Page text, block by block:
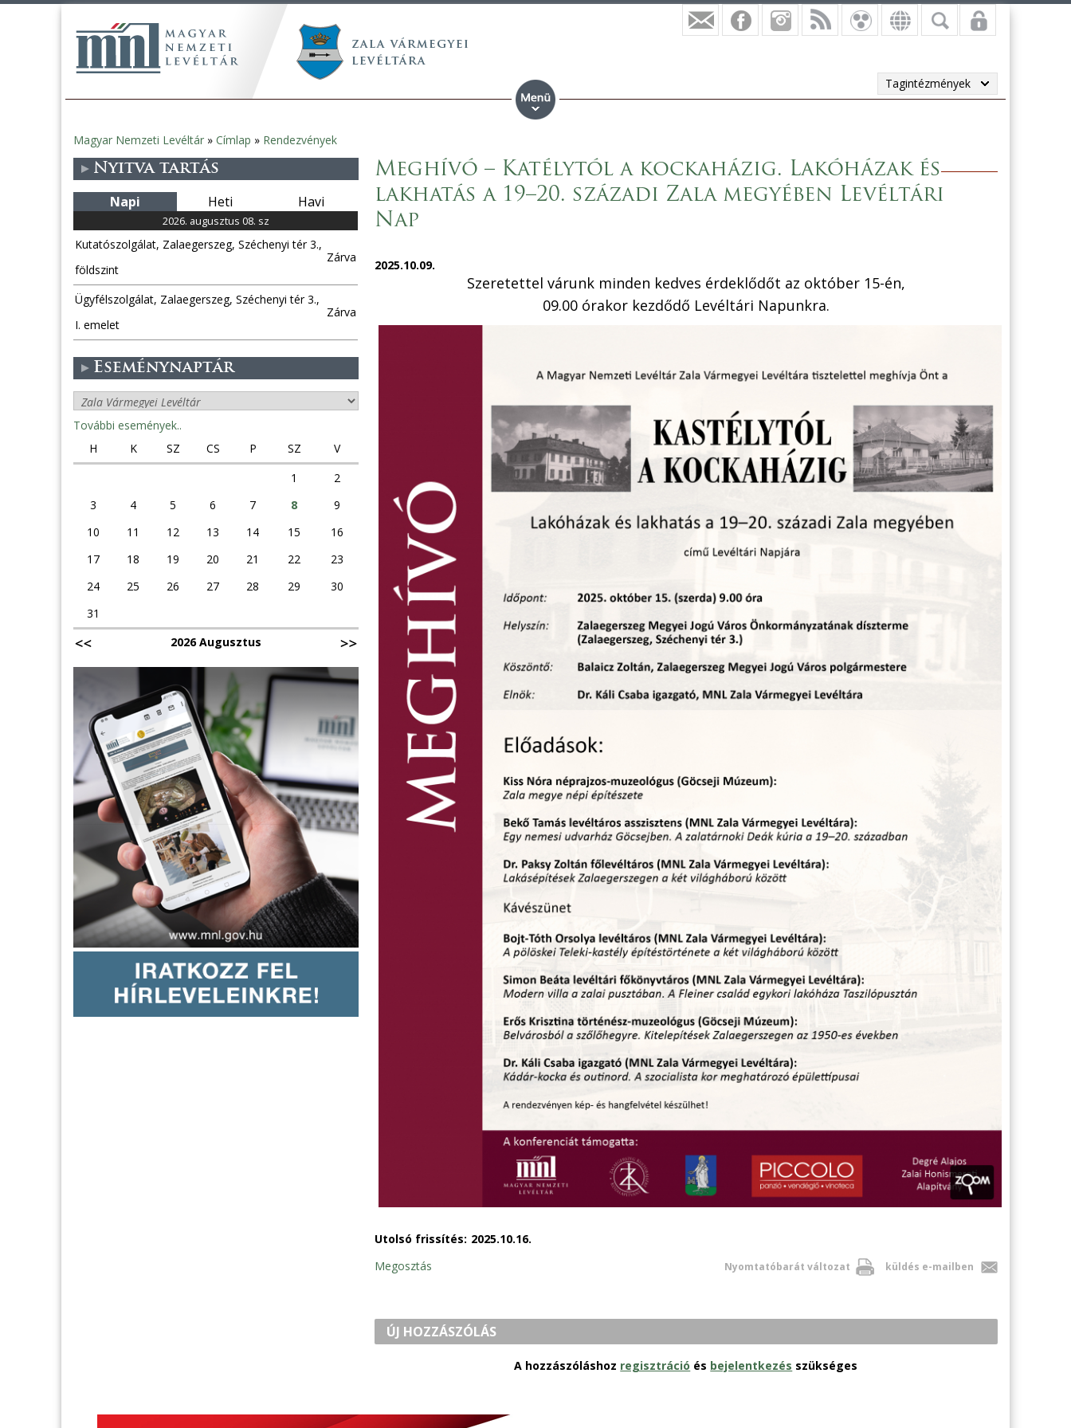
Tagintézmények
Jelenlegi
hely
Magyar Nemzeti Levéltár » Címlap » Rendezvények
Meghívó – Katélytól a kockaházig. Lakóházak és
lakhatás a 19–20. századi Zala megyében Levéltári
Nap
2025.10.09.
Szeretettel várunk minden kedves érdeklődőt az október 15-én,
09.00 órakor kezdődő Levéltári Napunkra.
Utolsó frissítés: 2025.10.16.
Nyomtatóbarát változat küldés e-mailben
Megosztás
ÚJ HOZZÁSZÓLÁS
A hozzászóláshoz regisztráció és bejelentkezés szükséges
Nyitva tartás
Napi Heti Havi
2026. augusztus 08. sz
Kutatószolgálat, Zalaegerszeg, Széchenyi tér 3.,
földszint
Zárva
Ügyfélszolgálat, Zalaegerszeg, Széchenyi tér 3.,
I. emelet
Zárva
Eseménynaptár
További események..
H
K SZ CS P SZ
V
1
2
3
4 5 6 7 8
9
10
11 12 13 14 15
16
17
18 19 20 21 22
23
24
25 26 27 28 29
30
31
2026 Augusztus